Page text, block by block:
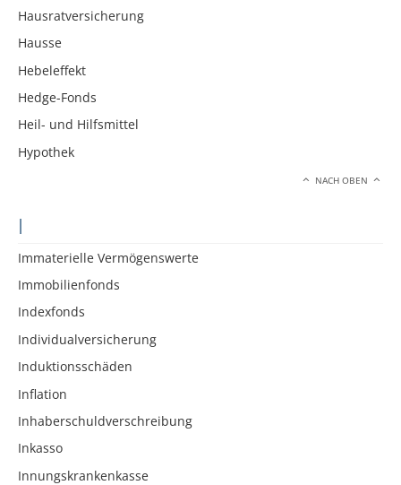
Hausratversicherung
Hausse
Hebeleffekt
Hedge-Fonds
Heil- und Hilfsmittel
Hypothek
NACH OBEN
I
Immaterielle Vermögenswerte
Immobilienfonds
Indexfonds
Individualversicherung
Induktionsschäden
Inflation
Inhaberschuldverschreibung
Inkasso
Innungskrankenkasse